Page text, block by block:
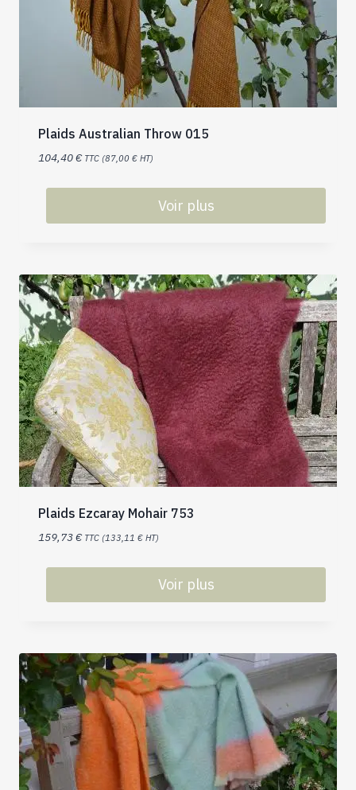
choisies
Plaids Australian Throw 015
104,40€ TTC (87,00 € HT)
Voir plus
Plaids Ezcaray Mohair 753
159,73€ TTC (133,11 € HT)
Voir plus